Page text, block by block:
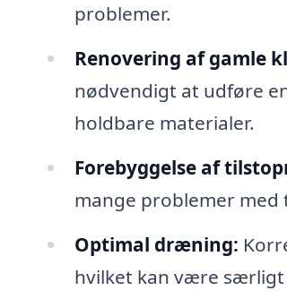
problemer.
Renovering af gamle
nødvendigt at udføre
holdbare materialer.
Forebyggelse af
mange problemer
Optimal dræning:
hvilket kan være